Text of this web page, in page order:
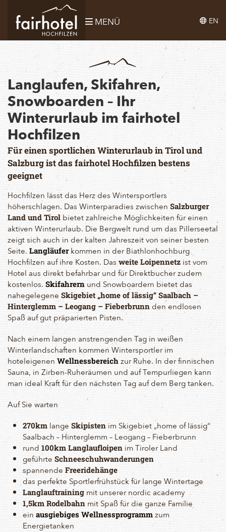
MENÜ EN
Langlaufen, Skifahren,
Snowboarden – Ihr
Winterurlaub im fairhotel
Hochfilzen
Für einen sportlichen Winterurlaub in Tirol und
Salzburg ist das fairhotel Hochfilzen bestens
geeignet
Hochfilzen lässt das Herz des Wintersportlers
höherschlagen. Das Winterparadies zwischen Salzburger
Land und Tirol bietet zahlreiche Möglichkeiten für einen
aktiven Winterurlaub. Die Bergwelt rund um das Pillerseetal
zeigt sich auch in der kalten Jahreszeit von seiner besten
Seite. Langläuferkommen in der Biathlonhochburg
Hochfilzen auf ihre Kosten. Dasweite Loipennetz ist vom
Hotel aus direkt befahrbar und für Direktbucher zudem
kostenlos. Skifahrern und Snowboardern bietet das
nahegelegene Skigebiet „home of lässig“ Saalbach –
Hinterglemm – Leogang – Fieberbrunn den endlosen
Spaß auf gut präparierten Pisten.
Nach einem langen anstrengenden Tag in weißen
Winterlandschaften kommen Wintersportler im
hoteleigenen Wellnessbereich zur Ruhe. In der finnischen
Sauna, in Zirben-Ruheräumen und auf Tempurliegen kann
man ideal Kraft für den nächsten Tag auf dem Berg tanken.
Auf Sie warten
270km lange Skipisten im Skigebiet „home of lässig“
Saalbach – Hinterglemm – Leogang – Fieberbrunn
rund 100km Langlaufloipen im Tiroler Land
geführte Schneeschuhwanderungen
spannendeFreeridehänge
das perfekte Sportlerfrühstück für lange Wintertage
Langlauftraining mit unserer nordic academy
1,5km Rodelbahn mit Spaß für die ganze Familie
ein ausgiebiges Wellnessprogramm zum
Energietanken